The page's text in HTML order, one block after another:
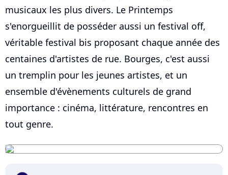
musicaux les plus divers. Le Printemps
s'enorgueillit de posséder aussi un festival off,
véritable festival bis proposant chaque année des
centaines d'artistes de rue. Bourges, c'est aussi
un tremplin pour les jeunes artistes, et un
ensemble d'évènements culturels de grand
importance : cinéma, littérature, rencontres en
tout genre.